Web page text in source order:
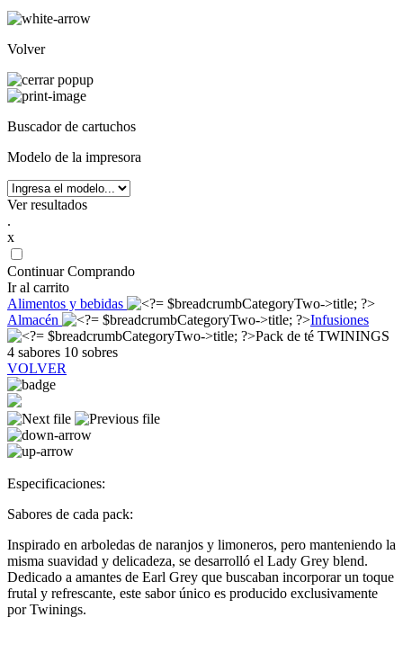
Volver
Buscador de cartuchos
Modelo de la impresora
Ver resultados
.
x
Continuar Comprando
Ir al carrito
Alimentos y bebidas
Almacén
Infusiones
Pack de té TWININGS
4 sabores 10 sobres
VOLVER
Especificaciones:
Sabores de cada pack:
Inspirado en arboledas de naranjos y limoneros, pero manteniendo la
misma suavidad y delicadeza, se desarrolló el Lady Grey blend.
Dedicado a amantes de Earl Grey que buscaban incorporar un toque
frutal y refrescante, este sabor único es producido exclusivamente
por Twinings.